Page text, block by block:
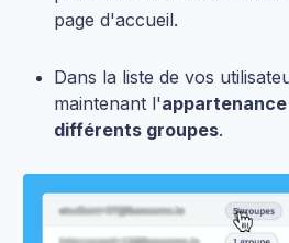
page d'accueil.
Dans la liste de vos
maintenant l'
différents groupes.